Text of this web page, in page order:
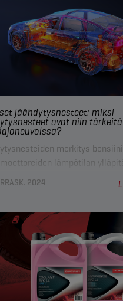
jäähdytysnesteet: miksi
ovat niin tärkeitä
merkitys
lämpötilan
mutta entä
hieman
2024